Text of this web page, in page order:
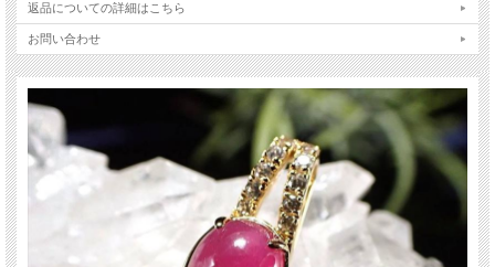
・勝利と情熱の象徴
ルビーは古くからカリスマ性を高める石として、権力の象徴として扱われてきま
した。
身につけた人の潜在的な魅力を引き出し、異性を惹きつけて出会いのチャンスを
古くから人々に愛され、「女性の魅力を高める宝石」として絶大な人気を誇り続
けています。
ご注意事項
※バチカンのデザインは商品画像と異なる場合がございます。 あらかじめご了承
※天然石ですので細かなカケや凹み、歪な部分やクラックなどがある場合があり
返品についての詳細はこちら
お問い合わせ